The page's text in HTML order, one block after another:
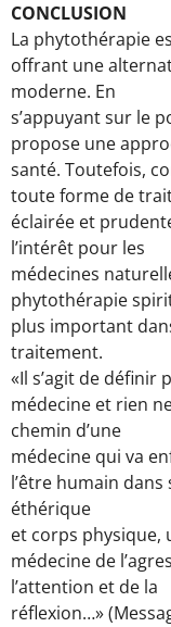
CONCLUSION
La phytothérapie
offrant une
moderne. En
s’appuyant sur le
propose une
santé. Toutefois,
toute forme de
éclairée et
l’intérêt pour les
médecines
phytothérapie
plus important
traitement.
«Il s’agit de définir
médecine et rien
chemin d’une
médecine qui va
l’être humain
éthérique
et corps physique,
médecine de
l’attention et de la
réflexion…»